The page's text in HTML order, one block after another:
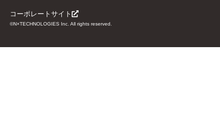
コーポレートサイト
©N×TECHNOLOGIES Inc. All rights reserved.